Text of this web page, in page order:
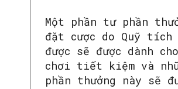
Một phần tư phần
đặt cược do Quỹ tích
được sẽ được dành
chơi tiết kiệm và
phần thưởng này sẽ